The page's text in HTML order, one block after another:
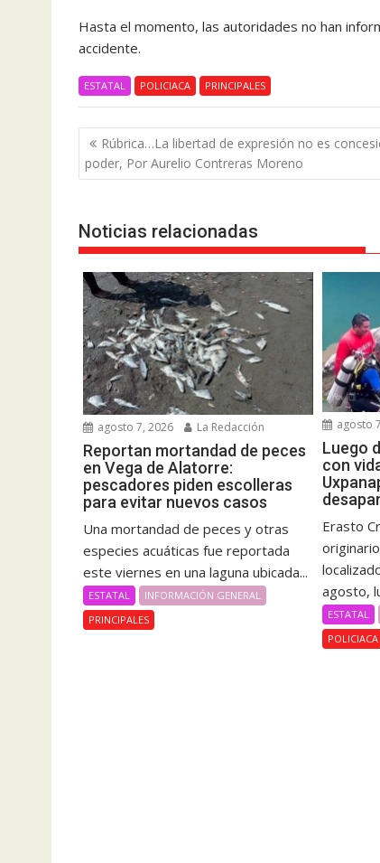
Hasta el momento, las autoridades no han
accidente.
ESTATAL POLICIACA PRINCIPALES
Navegación
de
entradas
Rúbrica…La libertad de expresión no es
poder, Por Aurelio Contreras Moreno
Noticias relacionadas
agosto 7, 2026 La Redacción
Reportan mortandad de peces
en Vega de Alatorre:
pescadores piden escolleras
para evitar nuevos casos
Una mortandad de peces y otras
especies acuáticas fue reportada
este viernes en una laguna ubicada...
ESTATAL
INFORMACIÓN GENERAL
PRINCIPALES
agosto
Luego
con
Erasto
agosto,
ESTATAL
POLICIACA